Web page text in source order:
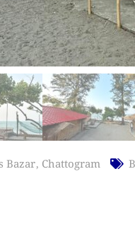
Bazar, Chattogram